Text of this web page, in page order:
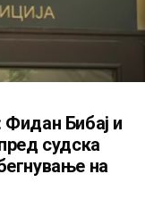
Бибај и
судска
на